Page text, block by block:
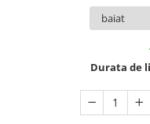
Pixuri pentru copii
Pic si corectoare
Durata de